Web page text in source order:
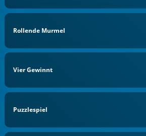
Rollende Murmel
Vier Gewinnt
Puzzlespiel